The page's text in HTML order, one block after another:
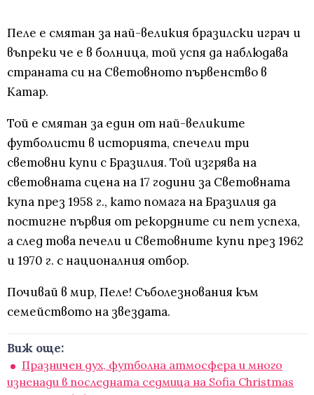
Пеле е смятан за най-великия бразилски играч и
въпреки че е в болница, той успя да наблюдава
страната си на Световното първенство в
Катар.
Той е смятан за един от най-великите
футболисти в историята, спечели три
световни купи с Бразилия. Той изгрява на
световната сцена на 17 години за Световната
купа през 1958 г., като помага на Бразилия да
постигне първия от рекордните си пет успеха,
а след това печели и Световните купи през 1962
и 1970 г. с националния отбор.
Почивай в мир, Пеле! Съболезнования към
семейството на звездата.
Виж още:
Празничен дух, футболна атмосфера и много
изненади в последната седмица на Sofia Christmas